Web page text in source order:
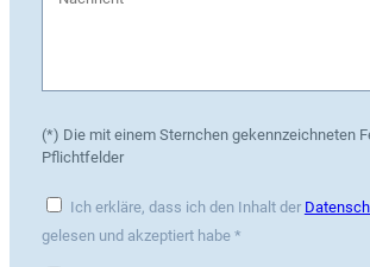
(*) Die mit einem Sternchen gekennzeichneten
Pflichtfelder
Ich erkläre, dass ich den Inhalt der
gelesen und akzeptiert habe *